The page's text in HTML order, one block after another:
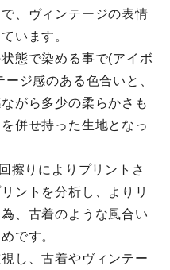
、ヴィンテージの表情
います。
態で染める事で(アイボ
ジ感のある色合いと、
がら多少の柔らかさも
併せ持った生地となっ
擦りによりプリントさ
ントを分析し、よりリ
、古着のような風合い
です。
し、古着やヴィンテー